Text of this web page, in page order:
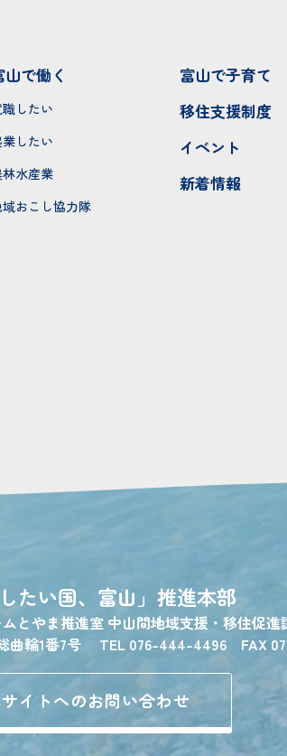
山で働く
したい
したい
林水産業
おこし協力隊
富山で子育て
移住支援制度
イベント
新着情報
たい国、富山」 推進本部
とやま推進室 中山間地域支援・移住促
曲輪1番7号 TEL 076-444-4496 FAX
イトへのお問い合わせ